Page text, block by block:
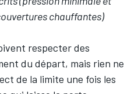
chauffantes)
respecter des
du départ, mais rien ne
de la limite une fois les